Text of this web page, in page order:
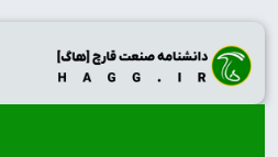
Skip
content